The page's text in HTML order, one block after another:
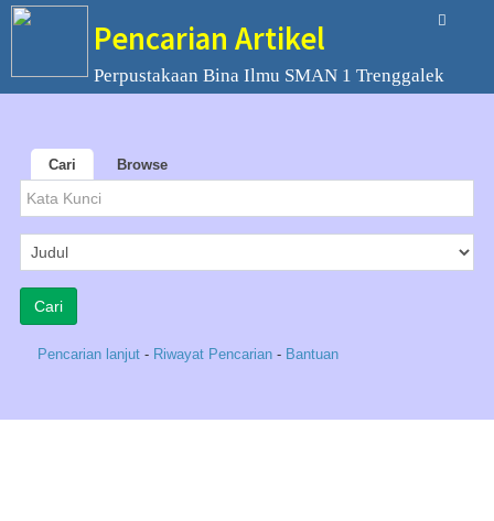
Pencarian Artikel
Perpustakaan Bina Ilmu SMAN 1 Trenggalek
Cari Browse
Pencarian lanjut - Riwayat Pencarian - Bantuan